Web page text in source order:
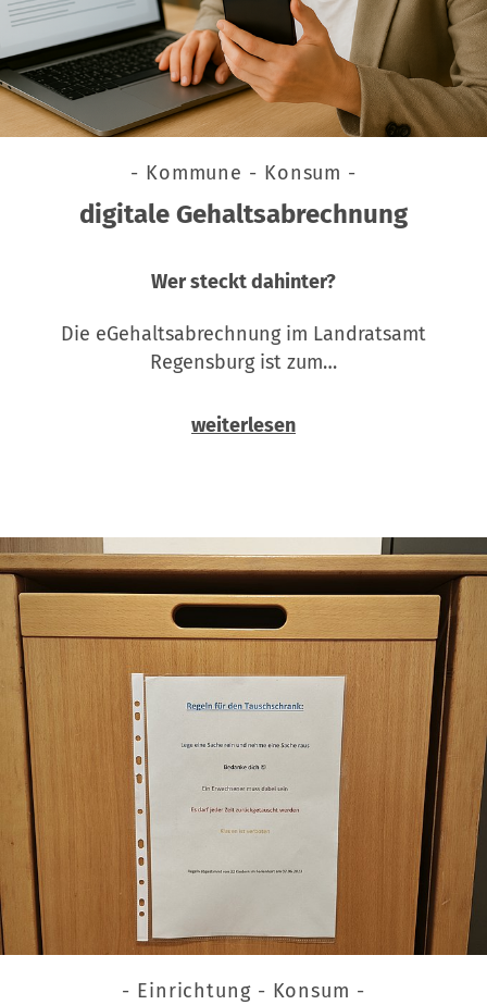
- Kommune - Konsum -
digitale Gehaltsabrechnung
Wer steckt dahinter?
Die eGehaltsabrechnung im Landratsamt
Regensburg ist zum…
weiterlesen
- Einrichtung - Konsum -